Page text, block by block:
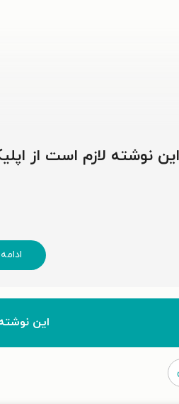
این نوشته لازم است از
این